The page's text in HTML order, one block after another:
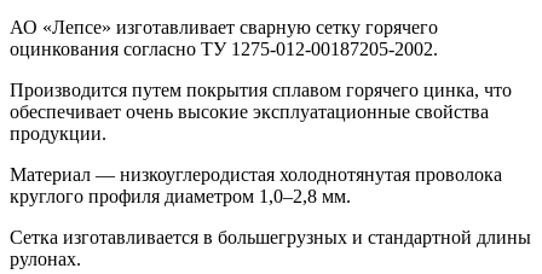
АО «Лепсе» изготавливает сварную сетку горячего
оцинкования согласно ТУ 1275-012-00187205-2002.
Производится путем покрытия сплавом горячего цинка, что
обеспечивает очень высокие эксплуатационные свойства
продукции.
Материал — низкоуглеродистая холоднотянутая проволока
круглого профиля диаметром 1,0–2,8 мм.
Сетка изготавливается в большегрузных и стандартной длины
рулонах.